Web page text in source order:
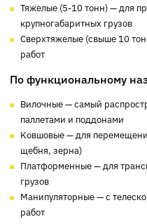
Тяжелые (5-10 тонн) — для
крупногабаритных грузов
Сверхтяжелые (свыше 10
работ
По функциональному
Вилочные — самый
паллетами и поддонами
Ковшовые — для
щебня, зерна)
Платформенные — для
грузов
Манипуляторные — с
работ